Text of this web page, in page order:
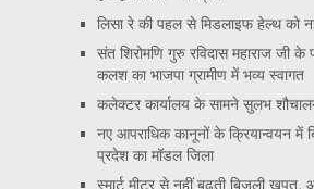
लिसा रे की पहल से मिडलाइफ हेल्थ को
संत शिरोमणि गुरु रविदास महाराज जी के
कलश का भाजपा ग्रामीण में भव्य स्वागत
कलेक्टर कार्यालय के सामने सुलभ
नए आपराधिक कानूनों के क्रियान्वयन में
प्रदेश का मॉडल जिला
स्मार्ट मीटर से नहीं बढ़ती बिजली खपत,